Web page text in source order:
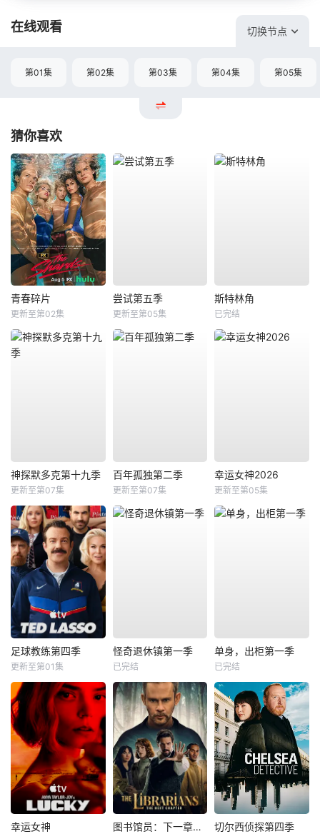
在线观看 切换节点
第01集 第02集 第03集 第04集 第05集
猜你喜欢
青春碎片
更新至第02集
尝试第五季
更新至第05集
斯特林角
已完结
神探默多克第十九季
更新至第07集
百年孤独第二季
更新至第07集
幸运女神2026
更新至第05集
足球教练第四季
更新至第01集
怪奇退休镇第一季
已完结
单身，出柜第一季
已完结
幸运女神 图书馆员：下一章第二季 切尔西侦探第四季